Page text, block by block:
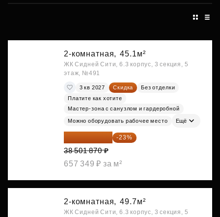
2-комнатная, 45.1м²
ЖК Сидней Сити, 6.3 корпус, 3 секция, 5
этаж, №491
3 кв 2027 Скидка
Без отделки
Платите как хотите
Мастер-зона с санузлом и гардеробной
Можно оборудовать рабочее место Ещё
29 646 440 ₽ -23%
38 501 870 ₽
657 349 ₽ за м²
2-комнатная, 49.7м²
ЖК Сидней Сити, 6.3 корпус, 3 секция, 5